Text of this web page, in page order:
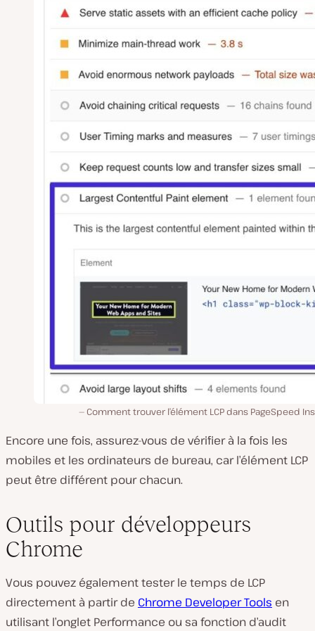
Comment trouver l’élément LCP dans PageSpeed
Encore une fois, assurez-vous de vérifier à la fois les
mobiles et les ordinateurs de bureau, car l’élément LCP
peut être différent pour chacun.
Outils pour développeurs
Chrome
Vous pouvez également tester le temps de LCP
directement à partir de Chrome Developer Tools en
utilisant l’onglet Performance ou sa fonction d’audit